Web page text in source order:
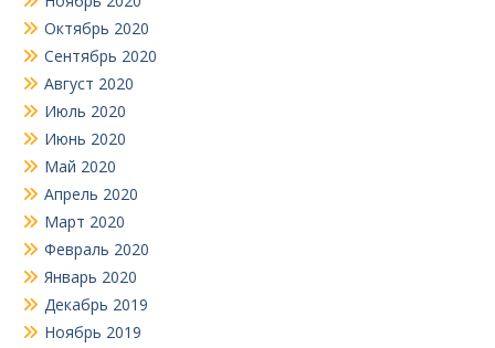
Октябрь 2020
Сентябрь 2020
Август 2020
Июль 2020
Июнь 2020
Май 2020
Апрель 2020
Март 2020
Февраль 2020
Январь 2020
Декабрь 2019
Ноябрь 2019